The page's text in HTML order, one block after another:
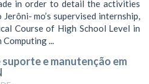
in order to detail the activities
mo’s supervised internship,
Course of High School Level in
...
e manutenção em